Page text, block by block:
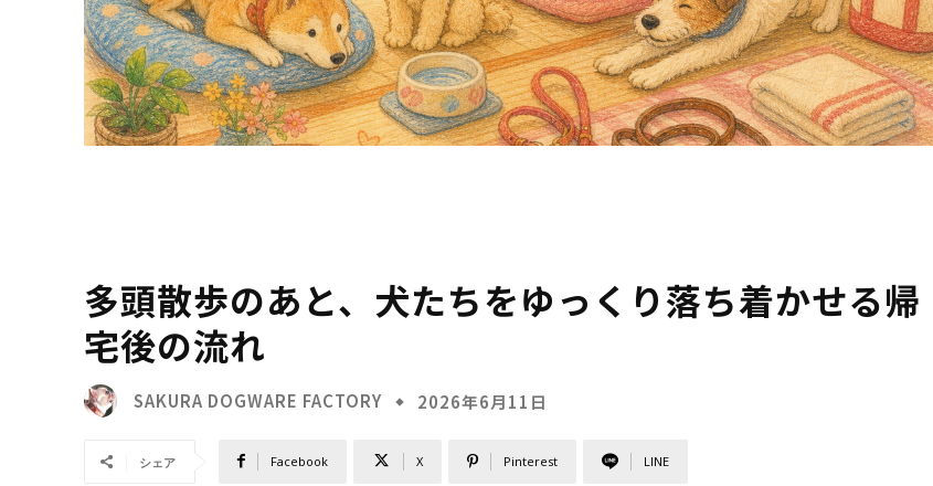
多頭散歩のあと、犬たちをゆっくり落ち着かせる帰
宅後の流れ
SAKURA DOGWARE FACTORY 2026年6月11日
シェア Facebook X Pinterest LINE